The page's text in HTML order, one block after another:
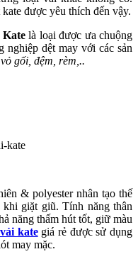
được yêu thích đến vậy.
Katelà loại được ưa chuộng
nghiệp dệt may với các sản
gối, đệm, rèm,..
& polyester nhân tạo thế
giặt giũ. Tính năng thân
năng thấm hút tốt, giữ màu
vải kategiá rẻ được sử dụng
may mặc.